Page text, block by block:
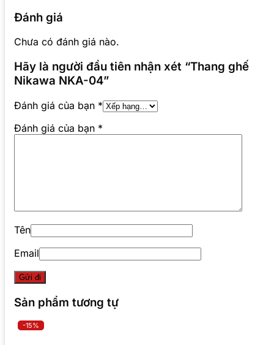
Đánh giá
Chưa có đánh giá nào.
Hãy là người đầu tiên nhận xét “Thang ghế
Nikawa NKA-04”
Đánh giá của bạn *
Đánh giá của bạn *
Tên
Email
Sản phẩm tương tự
-15%